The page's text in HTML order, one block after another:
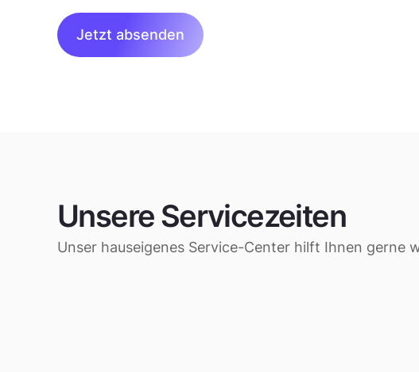
Unsere Servicezeiten
Unser hauseigenes Service-Center hilft Ihnen gerne